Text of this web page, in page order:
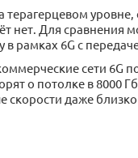
терагерцевом
нет. Для сравнения
рамках 6G с
сети 6G
о потолке в 8000
скорости даже